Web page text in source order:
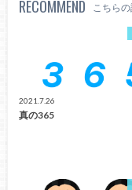
RECOMMEND こちら
2021.7.26
真の365